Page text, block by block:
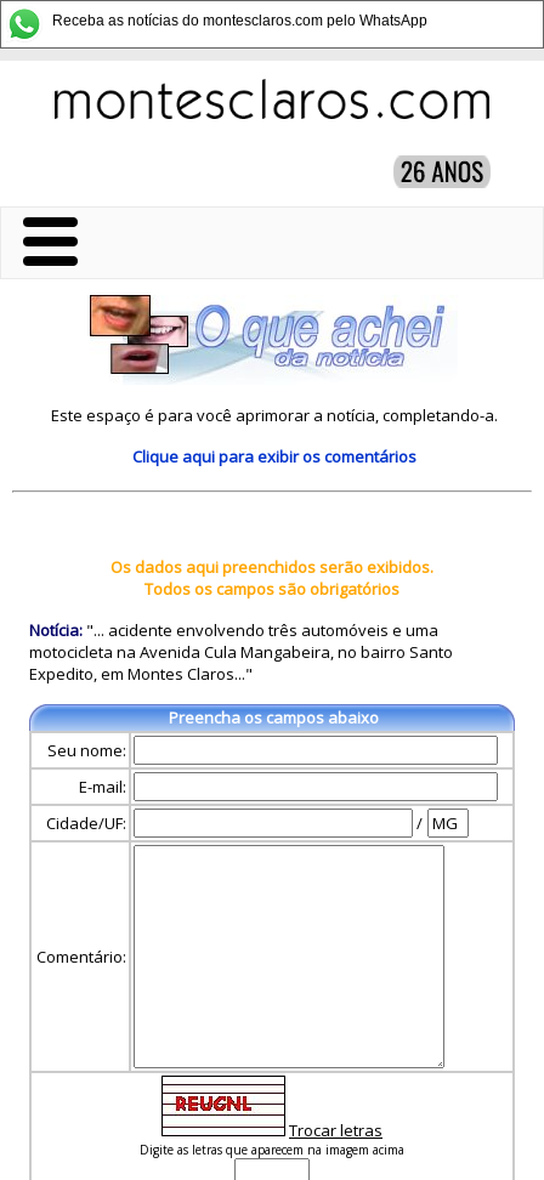
Receba as notícias do montesclaros.com pelo WhatsApp
Este espaço é para você aprimorar a notícia, completando-a.
Clique aquipara exibir os comentários
Os dados aqui preenchidos serão exibidos.
Todos os campos são obrigatórios
Notícia: "... acidente envolvendo três automóveis e uma
motocicleta na Avenida Cula Mangabeira, no bairro Santo
Expedito, em Montes Claros..."
Preencha os campos abaixo
Seu nome:
E-mail:
Cidade/UF:
/
Comentário:
Trocar letras
Digite as letras que aparecem na imagem acima